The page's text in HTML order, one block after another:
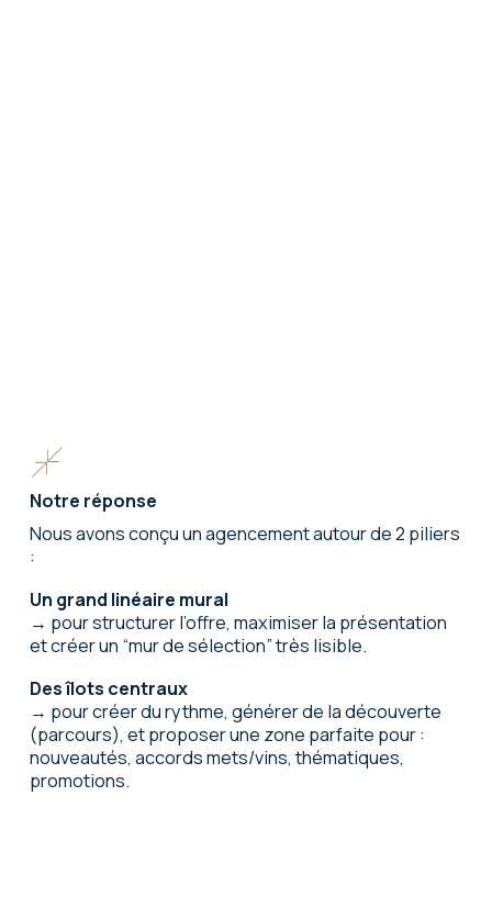
Notre réponse
Nous avons conçu un agencement autour de 2 piliers
:
Un grand linéaire mural
→ pour structurer l’offre, maximiser la présentation
et créer un “mur de sélection” très lisible.
Des îlots centraux
→ pour créer du rythme, générer de la découverte
(parcours), et proposer une zone parfaite pour :
nouveautés, accords mets/vins, thématiques,
promotions.